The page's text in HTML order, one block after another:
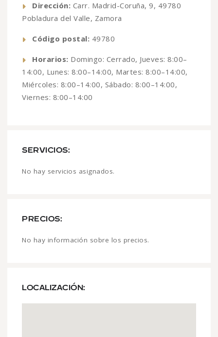
Dirección: Carr. Madrid-Coruña, 9, 49780
Pobladura del Valle, Zamora
Código postal: 49780
Horarios: Domingo: Cerrado, Jueves: 8:00–
14:00, Lunes: 8:00–14:00, Martes: 8:00–14:00,
Miércoles: 8:00–14:00, Sábado: 8:00–14:00,
Viernes: 8:00–14:00
SERVICIOS:
No hay servicios asignados.
PRECIOS:
No hay información sobre los precios.
LOCALIZACIÓN: